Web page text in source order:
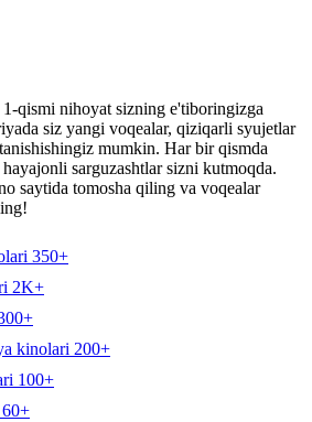
qismi nihoyat sizning e'tiboringizga
siz yangi voqealar, qiziqarli syujetlar
mumkin. Har bir qismda
sarguzashtlar sizni kutmoqda.
saytida tomosha qiling va voqealar
350+
2K+
kinolari 200+
100+
60+